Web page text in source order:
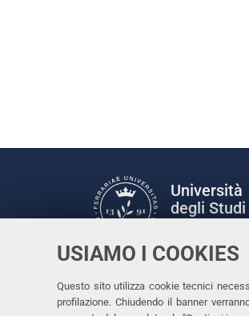
USIAMO I COOKIES
Questo sito utilizza cookie tecnici
profilazione. Chiudendo il banner
Università
degli Studi
Facebook
Linkedin